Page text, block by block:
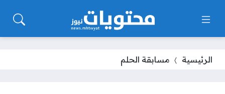
الرئيسية مسابقة الحلم